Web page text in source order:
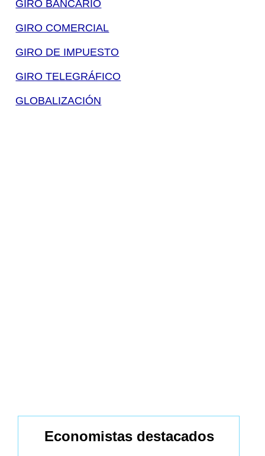
GIRO BANCARIO
GIRO COMERCIAL
GIRO DE IMPUESTO
GIRO TELEGRÁFICO
GLOBALIZACIÓN
Economistas destacados